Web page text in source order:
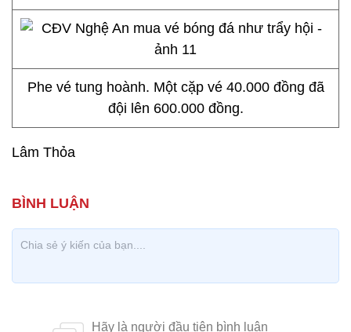
Phe vé tung hoành. Một cặp vé 40.000 đồng đã
đội lên 600.000 đồng.
Lâm Thỏa